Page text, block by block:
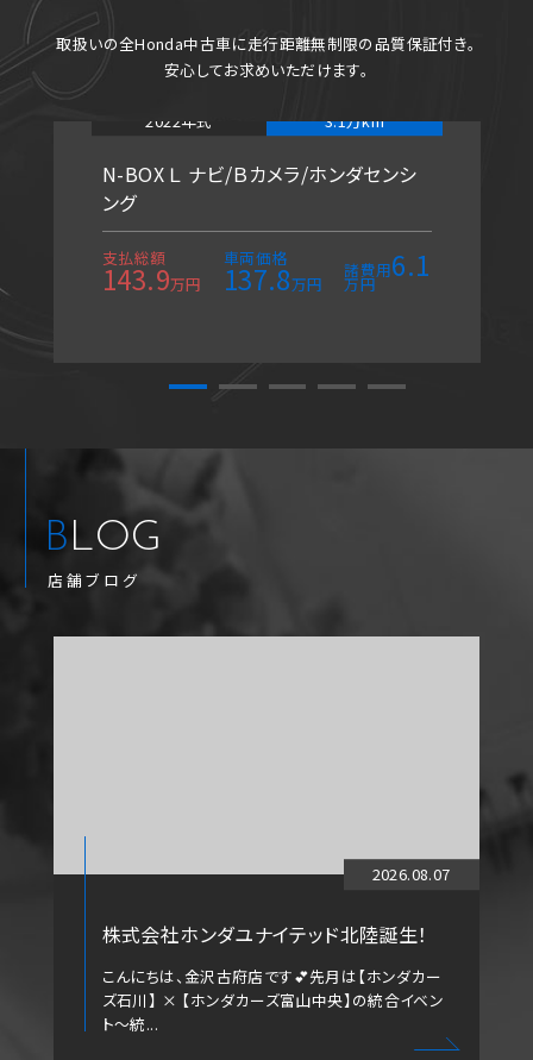
取扱いの全Honda中古車に走行距離無制限の品質保証付き。
安心してお求めいただけます。
2022年式 3.1万km
N-BOX Ｌ ナビ/Ｂカメラ/ホンダセンシ
ング
支払総額
143.9万円
車両価格
137.8万円
諸費用6.1
万円
BLOG
店舗ブログ
2026.08.07
株式会社ホンダユナイテッド北陸誕生！
こんにちは、金沢古府店です💕先月は【ホンダカー
ズ石川】 × 【ホンダカーズ富山中央】の統合イベン
ト～統...